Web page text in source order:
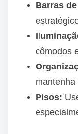
Barras
cômodos
mantenha
Pisos: